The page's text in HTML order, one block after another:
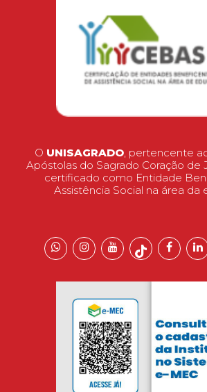
O UNISAGRADO, pertencente
Apóstolas do Sagrado Coração de
certificado como Entidade
Assistência Social na área da